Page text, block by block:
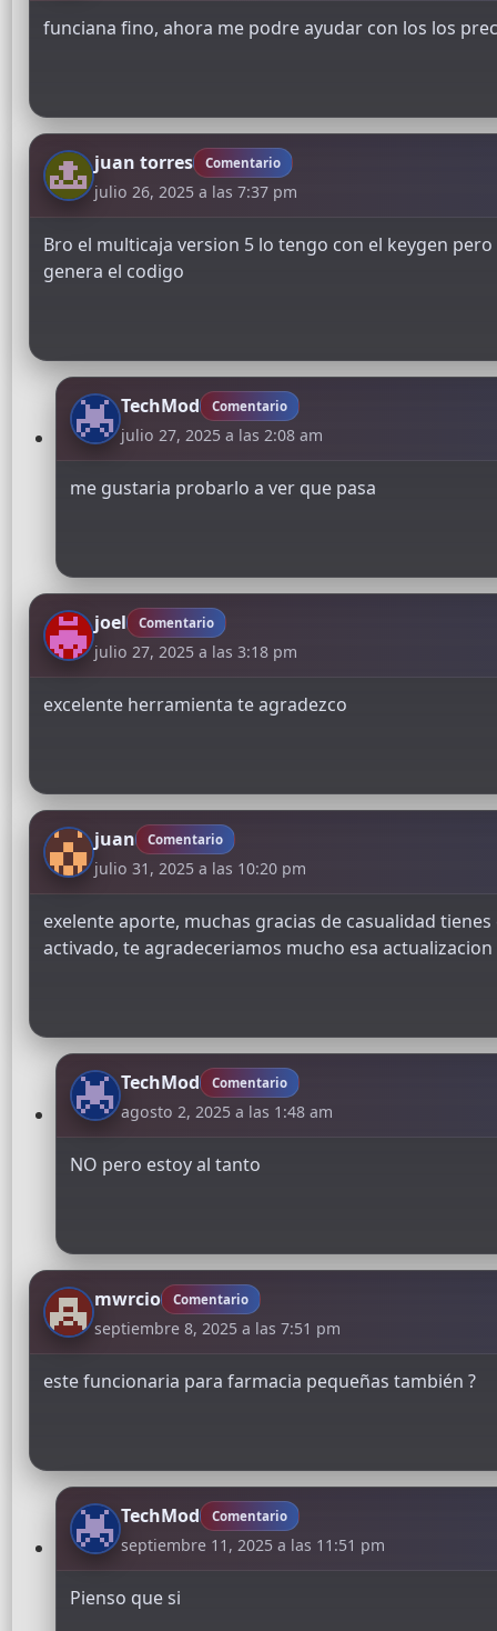
funciana fino, ahora me podre ayudar con los los
juan torres Comentario
julio 26, 2025 a las 7:37 pm
Bro el multicaja version 5 lo tengo con el keygen
genera el codigo
TechMod Comentario
julio 27, 2025 a las 2:08 am
me gustaria probarlo a ver que pasa
joel Comentario
julio 27, 2025 a las 3:18 pm
excelente herramienta te agradezco
juan Comentario
julio 31, 2025 a las 10:20 pm
exelente aporte, muchas gracias de casualidad
activado, te agradeceriamos mucho esa actualizacion
TechMod Comentario
agosto 2, 2025 a las 1:48 am
NO pero estoy al tanto
mwrcio Comentario
septiembre 8, 2025 a las 7:51 pm
este funcionaria para farmacia pequeñas también ?
TechMod Comentario
septiembre 11, 2025 a las 11:51 pm
Pienso que si